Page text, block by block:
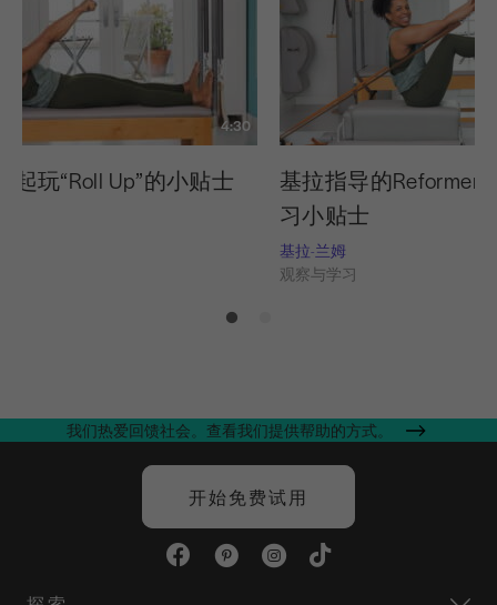
4:30
起玩“Roll Up”的小贴士
基拉指导的Reformer
习小贴士
基拉-兰姆
观察与学习
我们热爱回馈社会。查看我们提供帮助的方式。
开始免费试用